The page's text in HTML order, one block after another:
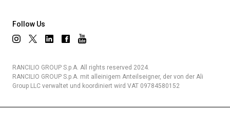
Follow Us
RANCILIO GROUP S.p.A. All rights reserved 2024.
RANCILIO GROUP S.p.A. mit alleinigem Anteilseigner, der von der Ali
Group LLC verwaltet und koordiniert wird VAT 09784580152